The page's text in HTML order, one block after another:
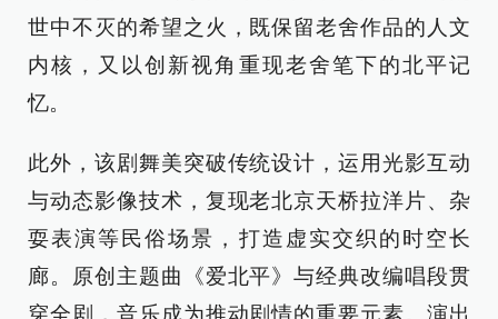
世中不灭的希望之火，既保留老舍作品的人文
内核，又以创新视角重现老舍笔下的北平记
忆。
此外，该剧舞美突破传统设计，运用光影互动
与动态影像技术，复现老北京天桥拉洋片、杂
耍表演等民俗场景，打造虚实交织的时空长
廊。原创主题曲《爱北平》与经典改编唱段贯
穿全剧，音乐成为推动剧情的重要元素。演出